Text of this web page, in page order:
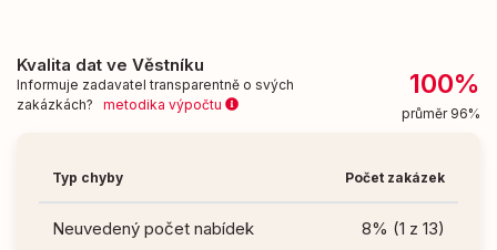
Kvalita dat ve Věstníku
Informuje zadavatel transparentně o svých
zakázkách? metodika výpočtu
100%
průměr 96%
Typ chyby Počet zakázek
Neuvedený počet nabídek 8% (1 z 13)